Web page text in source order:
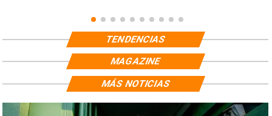
TENDENCIAS
MAGAZINE
MÁS NOTICIAS